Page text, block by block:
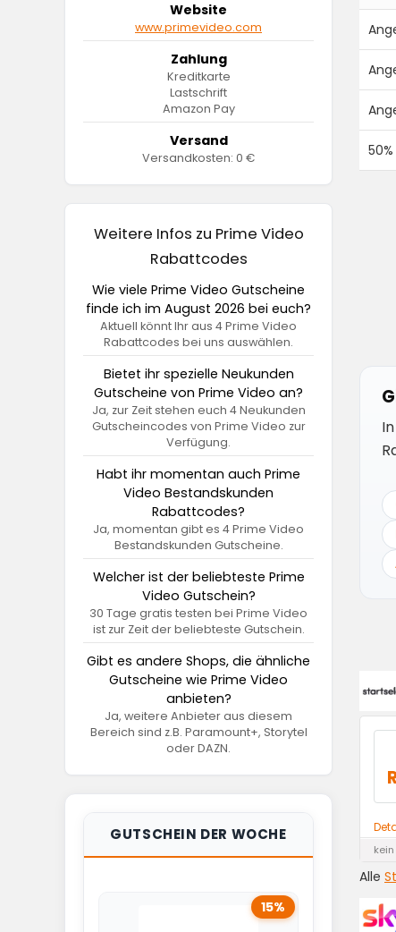
50%
Alle
Website
www.primevideo.com
Zahlung
Kreditkarte
Lastschrift
Amazon Pay
Versand
Versandkosten: 0 €
Weitere Infos zu Prime Video
Rabattcodes
Wie viele Prime Video Gutscheine
finde ich im August 2026 bei euch?
Aktuell könnt Ihr aus 4 Prime Video
Rabattcodes bei uns auswählen.
Bietet ihr spezielle Neukunden
Gutscheine von Prime Video an?
Ja, zur Zeit stehen euch 4 Neukunden
Gutscheincodes von Prime Video zur
Verfügung.
Habt ihr momentan auch Prime
Video Bestandskunden
Rabattcodes?
Ja, momentan gibt es 4 Prime Video
Bestandskunden Gutscheine.
Welcher ist der beliebteste Prime
Video Gutschein?
30 Tage gratis testen bei Prime Video
ist zur Zeit der beliebteste Gutschein.
Gibt es andere Shops, die ähnliche
Gutscheine wie Prime Video
anbieten?
Ja, weitere Anbieter aus diesem
Bereich sind z.B. Paramount+, Storytel
oder DAZN.
GUTSCHEIN DER WOCHE
15%